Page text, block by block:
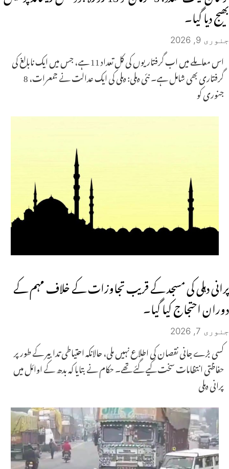
بھیج دیا گیا۔
جنوری 9, 2026
اس معاملے میں اب گرفتاریوں کی کل تعداد 11 ہے، جس میں ایک نابالغ کی
گرفتاری بھی شامل ہے۔ نئی دہلی: دہلی کی ایک عدالت نے جمعرات، 8
جنوری کو
پرانی دہلی کی مسجد کے قریب تجاوزات کے خلاف مہم کے
دوران احتجاج کیا گیا۔
جنوری 7, 2026
کسی بڑے جانی نقصان کی اطلاع نہیں ملی، حالانکہ احتیاطی تدابیر کے طور پر
حفاظتی انتظامات سخت کیے گئے تھے۔ حکام نے بتایا کہ بدھ کے اوائل میں
پرانی دہلی